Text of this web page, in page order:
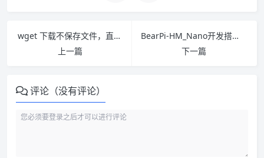
wget 下载不保存文件，直接使用 tar 解压
上一篇
BearPi-HM_Nano开发搭建环境
下一篇
评论（没有评论）